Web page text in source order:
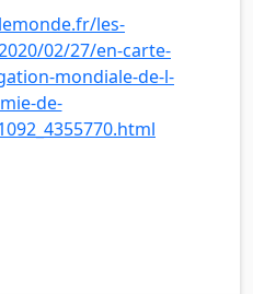
les-
02/27/en-carte-
mondiale-de-l-
de-